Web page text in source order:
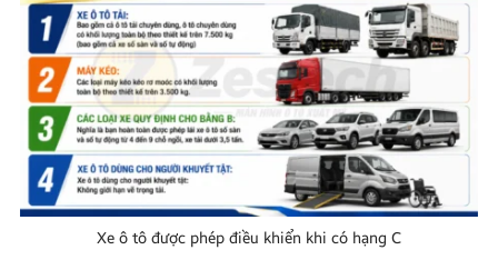
Xe ô tô được phép điều khiển khi có hạng C